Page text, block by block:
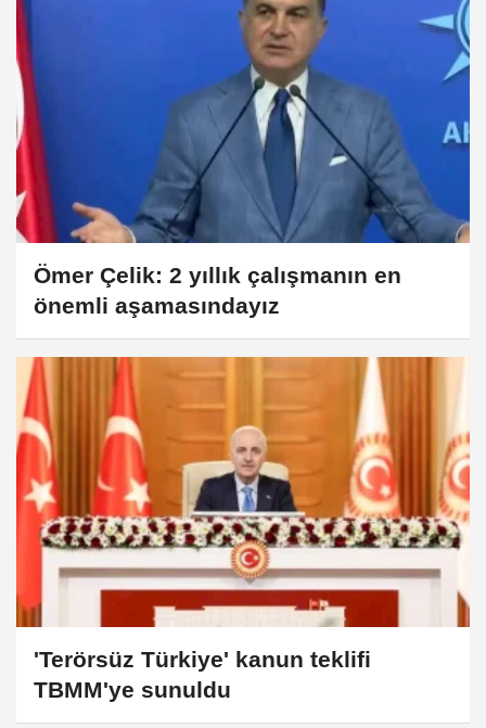
Ömer Çelik: 2 yıllık çalışmanın en
önemli aşamasındayız
'Terörsüz Türkiye' kanun teklifi
TBMM'ye sunuldu